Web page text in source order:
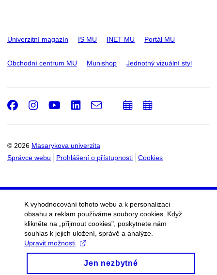
Univerzitní magazín IS MU INET MU Portál MU
Obchodní centrum MU Munishop Jednotný vizuální styl
© 2026 Masarykova univerzita
Správce webu
Prohlášení o přístupnosti Cookies
Facebook
Instagram
Youtube
LinkedIn
e-
Email
PřidatPřidat
K vyhodnocování tohoto webu a k personalizaci
obsahu a reklam používáme soubory cookies. Když
klikněte na „přijmout cookies", poskytnete nám
souhlas k jejich uložení, správě a analýze.
Upravit možnosti
Jen nezbytné